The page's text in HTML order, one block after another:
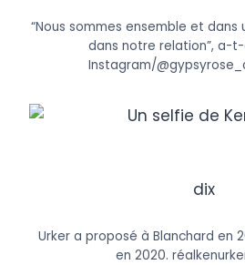
“Nous sommes ensemble et dans
dans notre relation”, a-
Instagram/
dix
Urker a proposé à Blanchard en
en 2020.